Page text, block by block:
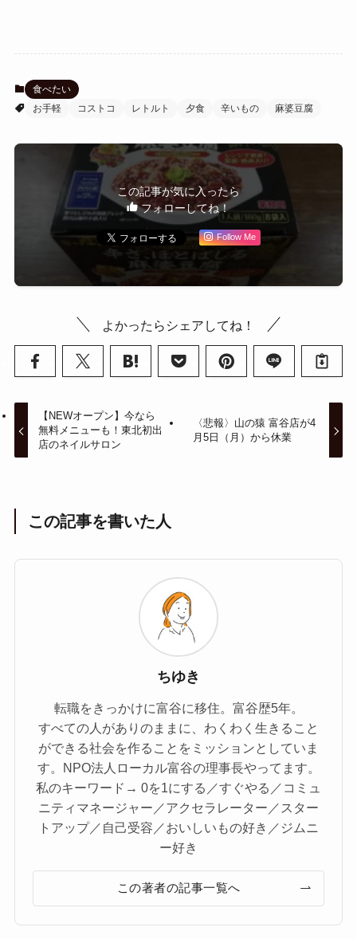
食べたい
お手軽
コストコ レトルト 夕食 辛いもの 麻婆豆腐
この記事が気に入ったら
フォローしてね！
Follow Me
よかったらシェアしてね！
【NEWオープン】今なら
無料メニューも！東北初出
店のネイルサロン
〈悲報〉山の猿 富谷店が4
月5日（月）から休業
この記事を書いた人
ちゆき
転職をきっかけに富谷に移住。富谷歴5年。
すべての人がありのままに、わくわく生きること
ができる社会を作ることをミッションとしていま
す。NPO法人ローカル富谷の理事長やってます。
私のキーワード→ 0を1にする／すぐやる／コミュ
ニティマネージャー／アクセラレーター／スター
トアップ／自己受容／おいしいもの好き／ジムニ
ー好き
この著者の記事一覧へ